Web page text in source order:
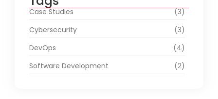
Case Studies
(3)
Cybersecurity
(3)
DevOps
(4)
Software Development
(2)